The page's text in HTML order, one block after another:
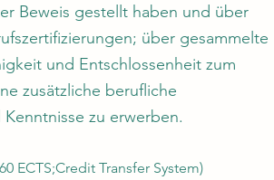
Beweis gestellt haben und über
über gesammelte
und Entschlossenheit zum
zusätzliche berufliche
zu erwerben.
ECTS;Credit Transfer System)